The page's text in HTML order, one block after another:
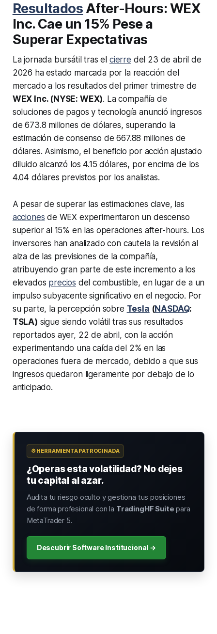
Resultados After-Hours: WEX
Inc. Cae un 15% Pese a
Superar Expectativas
La jornada bursátil tras el cierre del 23 de abril de
2026 ha estado marcada por la reacción del
mercado a los resultados del primer trimestre de
WEX Inc. (NYSE: WEX). La compañía de
soluciones de pagos y tecnología anunció ingresos
de 673.8 millones de dólares, superando la
estimación de consenso de 667.88 millones de
dólares. Asimismo, el beneficio por acción ajustado
diluido alcanzó los 4.15 dólares, por encima de los
4.04 dólares previstos por los analistas.
A pesar de superar las estimaciones clave, las
acciones de WEX experimentaron un descenso
superior al 15% en las operaciones after-hours. Los
inversores han analizado con cautela la revisión al
alza de las previsiones de la compañía,
atribuyendo gran parte de este incremento a los
elevados precios del combustible, en lugar de a un
impulso subyacente significativo en el negocio. Por
su parte, la percepción sobre Tesla (NASDAQ:
TSLA) sigue siendo volátil tras sus resultados
reportados ayer, 22 de abril, con la acción
experimentando una caída del 2% en las
operaciones fuera de mercado, debido a que sus
ingresos quedaron ligeramente por debajo de lo
anticipado.
⚙️ HERRAMIENTA PATROCINADA
¿Operas esta volatilidad? No dejes
tu capital al azar.
Audita tu riesgo oculto y gestiona tus posiciones
de forma profesional con la TradingHF Suite para
MetaTrader 5.
Descubrir Software Institucional →